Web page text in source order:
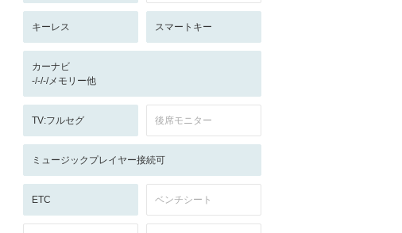
キーレス スマートキー
カーナビ
-/-/-/メモリー他
TV:フルセグ 後席モニター
ミュージックプレイヤー接続可
ETC ベンチシート